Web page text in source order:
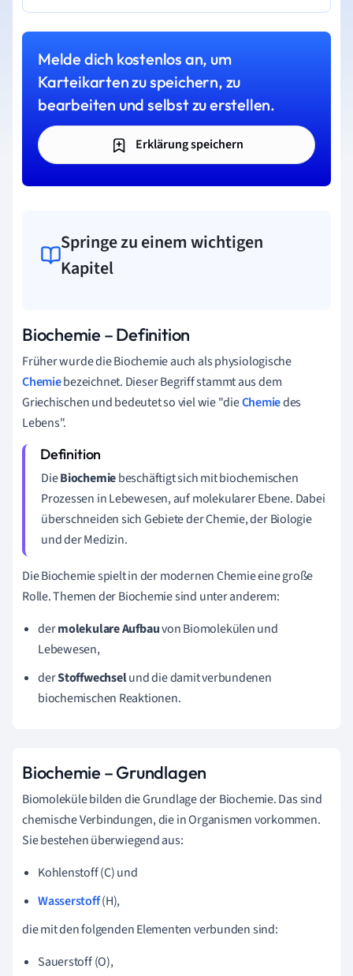
Melde dich kostenlos an, um
Karteikarten zu speichern, zu
bearbeiten und selbst zu erstellen.
Erklärung speichern
Springe zu einem wichtigen
Kapitel
Biochemie – Definition
Früher wurde die Biochemie auch als physiologische
Chemiebezeichnet. Dieser Begriff stammt aus dem
Griechischen und bedeutet so viel wie "dieChemiedes
Lebens".
DieBiochemiebeschäftigt sich mit biochemischen
Prozessen in Lebewesen, auf molekularer Ebene. Dabei
überschneiden sich Gebiete der Chemie, der Biologie
und der Medizin.
Die Biochemie spielt in der modernen Chemie eine große
Rolle. Themen der Biochemie sind unter anderem:
dermolekulare Aufbauvon Biomolekülen und
Lebewesen,
derStoffwechselund die damit verbundenen
biochemischen Reaktionen.
Biochemie – Grundlagen
Biomoleküle bilden die Grundlage der Biochemie. Das sind
chemische Verbindungen, die in Organismen vorkommen.
Sie bestehen überwiegend aus:
Kohlenstoff (C) und
Wasserstoff(H),
die mit den folgenden Elementen verbunden sind:
Sauerstoff (O),